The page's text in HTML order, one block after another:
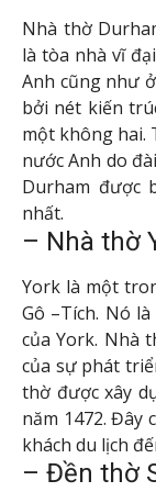
Nhà thờ
là tòa nhà vĩ
Anh cũng như
bởi nét kiến
một không hai.
nước Anh do
Durham được
nhất.
– Nhà thờ
York là một
Gô –Tích. Nó
của York. Nhà
của sự phát
thờ được xây
năm 1472. Đây
khách du lịch
– Đền thờ